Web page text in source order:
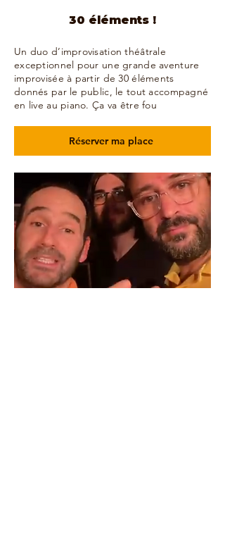
30 éléments !
Un duo d’improvisation théâtrale
exceptionnel pour une grande aventure
improvisée à partir de 30 éléments
donnés par le public, le tout accompagné
en live au piano. Ça va être fou
Réserver ma place